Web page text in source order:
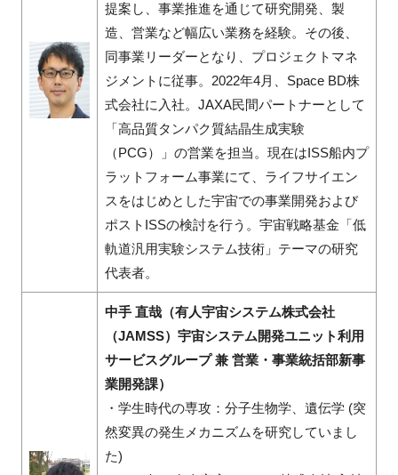
提案し、事業推進を通じて研究開発、製
造、営業など幅広い業務を経験。その後、
同事業リーダーとなり、プロジェクトマネ
ジメントに従事。2022年4月、Space BD株
式会社に入社。JAXA民間パートナーとして
「高品質タンパク質結晶生成実験
（PCG）」の営業を担当。現在はISS船内プ
ラットフォーム事業にて、ライフサイエン
スをはじめとした宇宙での事業開発および
ポストISSの検討を行う。宇宙戦略基金「低
軌道汎用実験システム技術」テーマの研究
代表者。
中手 直哉（有人宇宙システム株式会社
（JAMSS）宇宙システム開発ユニット利用
サービスグループ 兼 営業・事業統括部新事
業開発課）
・学生時代の専攻：分子生物学、遺伝学 (突
然変異の発生メカニズムを研究していまし
た)